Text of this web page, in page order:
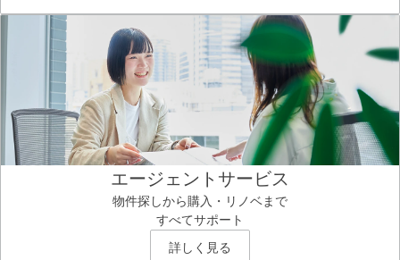
エージェントサービス
物件探しから購入・リノベまで
すべてサポート
詳しく見る